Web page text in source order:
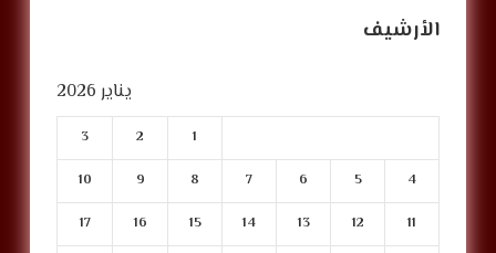
الأرشيف
يناير 2026
1
2
3
4
5
6
7
8
9
10
11
12
13
14
15
16
17